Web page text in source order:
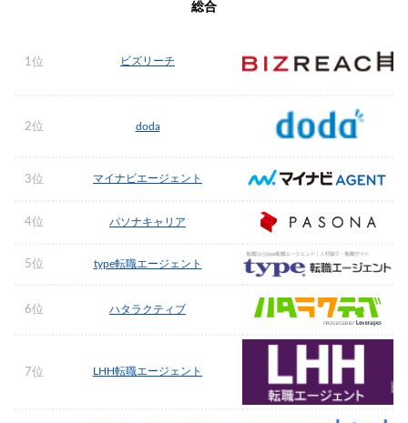
総合
1位 ビズリーチ
2位 doda
3位 マイナビエージェント
4位 パソナキャリア
5位 type転職エージェント
6位 ハタラクティブ
7位 LHH転職エージェント